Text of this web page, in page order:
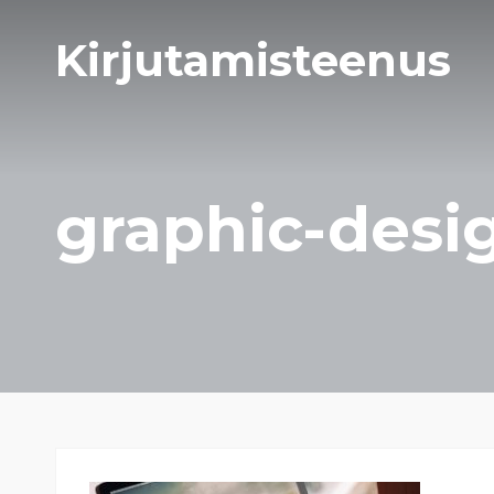
Kirjutamisteenus
graphic-